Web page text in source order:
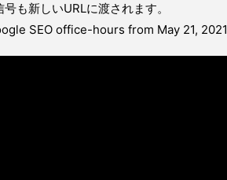
も新しいURLに渡されます。
SEO office-hours from May 21, 2021